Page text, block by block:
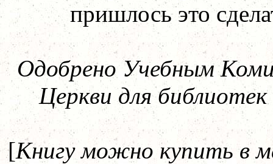
пришлось это
Одобрено Учебным
Церкви для библиотек
[Книгу можно купить в